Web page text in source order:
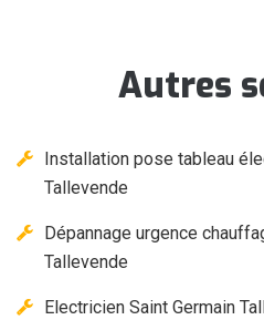
Autres
Installation pose tableau
Tallevende
Dépannage urgence
Tallevende
Electricien Saint Germain